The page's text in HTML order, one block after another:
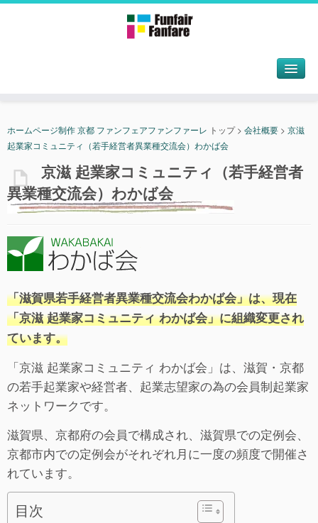
ホームページ制作 京都 ファンフェアファンファーレ トップ> 会社概要 > 京滋
起業家コミュニティ（若手経営者異業種交流会）わかば会
京滋 起業家コミュニティ（若手経営者
異業種交流会）わかば会
「滋賀県若手経営者異業種交流会わかば会」は、現在
「京滋 起業家コミュニティ わかば会」に組織変更され
ています。
「京滋 起業家コミュニティ わかば会」は、滋賀・京都
の若手起業家や経営者、起業志望家の為の会員制起業家
ネットワークです。
滋賀県、京都府の会員で構成され、滋賀県での定例会、
京都市内での定例会がそれぞれ月に一度の頻度で開催さ
れています。
目次